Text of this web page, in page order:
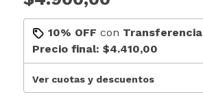
10% OFF con Transferencia
Precio final: $4.410,00
Ver cuotas y descuentos